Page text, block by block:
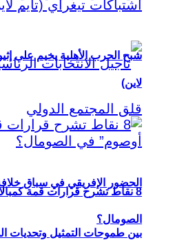
الحضور الإفريقي في سباق
بين طموحات التمثيل وتحديات
شبح الحرب الأهلية يخيم على
لاين)
8 نقاط تشرح قرارات قمة
الصومال؟